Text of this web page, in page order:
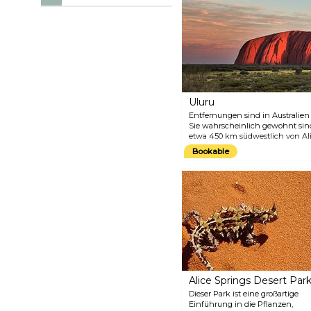
Uluru
Entfernungen sind in Australien
Sie wahrscheinlich gewohnt
etwa 450 km südwestlich von
Entfernungen in Oz ist das
Sandsteinformation liegt quasi
unberührten Weite der Natur.
Aborigines in dieser Gegend,
Bookable
Alice Springs Desert Park
Dieser Park ist eine großartige
Einführung in die Pflanzen,